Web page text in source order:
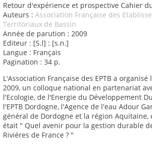
Retour d'expérience et prospective Cahier
Auteurs : Association Française des
Territoriaux de Bassin
Année de parution : 2009
Editeur : [S.l] : [s.n.]
Langue : Français
Pagination : 34 p.
L'Association Française des EPTB a
2009, un colloque national en partenariat
l'Ecologie, de l'Energie du Développement
l'EPTB Dordogne, l'Agence de l'eau Adour
général de Dordogne et la région
était " Quel avenir pour la gestion durable
Rivières de France ? "